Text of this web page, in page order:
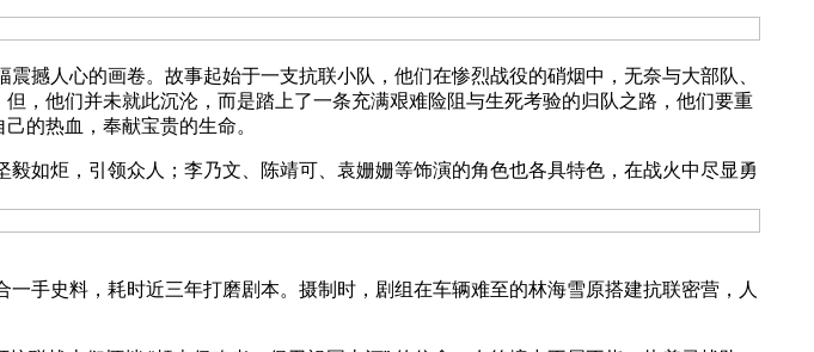
人心的画卷。故事起始于一支抗联小队，他们在惨烈战役的硝烟中，无奈与大部队、
，他们并未就此沉沦，而是踏上了一条充满艰难险阻与生死考验的归队之路，他们要重
的热血，奉献宝贵的生命。​
炬，引领众人；李乃文、陈靖可、袁姗姗等饰演的角色也各具特色，在战火中尽显勇
史料，耗时近三年打磨剧本。摄制时，剧组在车辆难至的林海雪原搭建抗联密营，人